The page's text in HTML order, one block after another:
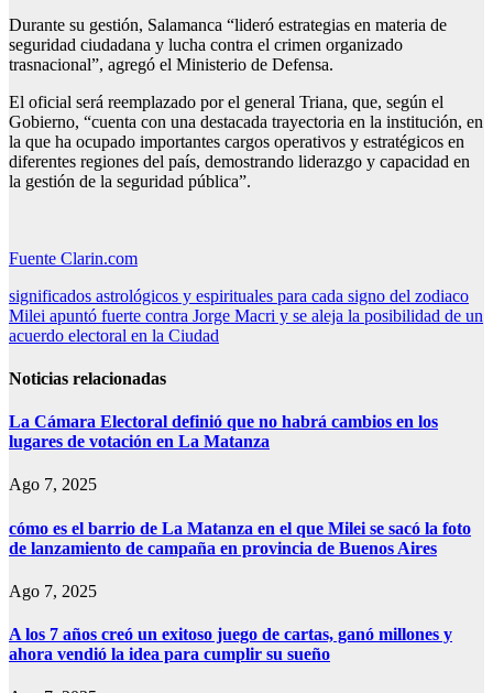
Durante su gestión, Salamanca “lideró estrategias en materia de
seguridad ciudadana y lucha contra el crimen organizado
trasnacional”, agregó el Ministerio de Defensa.
El oficial será reemplazado por el general Triana, que, según el
Gobierno, “cuenta con una destacada trayectoria en la institución, en
la que ha ocupado importantes cargos operativos y estratégicos en
diferentes regiones del país, demostrando liderazgo y capacidad en
la gestión de la seguridad pública”.
Fuente Clarin.com
Navegación
de
significados astrológicos y espirituales para cada signo del zodiaco
Milei apuntó fuerte contra Jorge Macri y se aleja la posibilidad de un
acuerdo electoral en la Ciudad
Noticias relacionadas
La Cámara Electoral definió que no habrá cambios en los
lugares de votación en La Matanza
Ago 7, 2025
cómo es el barrio de La Matanza en el que Milei se sacó la foto
de lanzamiento de campaña en provincia de Buenos Aires
Ago 7, 2025
A los 7 años creó un exitoso juego de cartas, ganó millones y
ahora vendió la idea para cumplir su sueño